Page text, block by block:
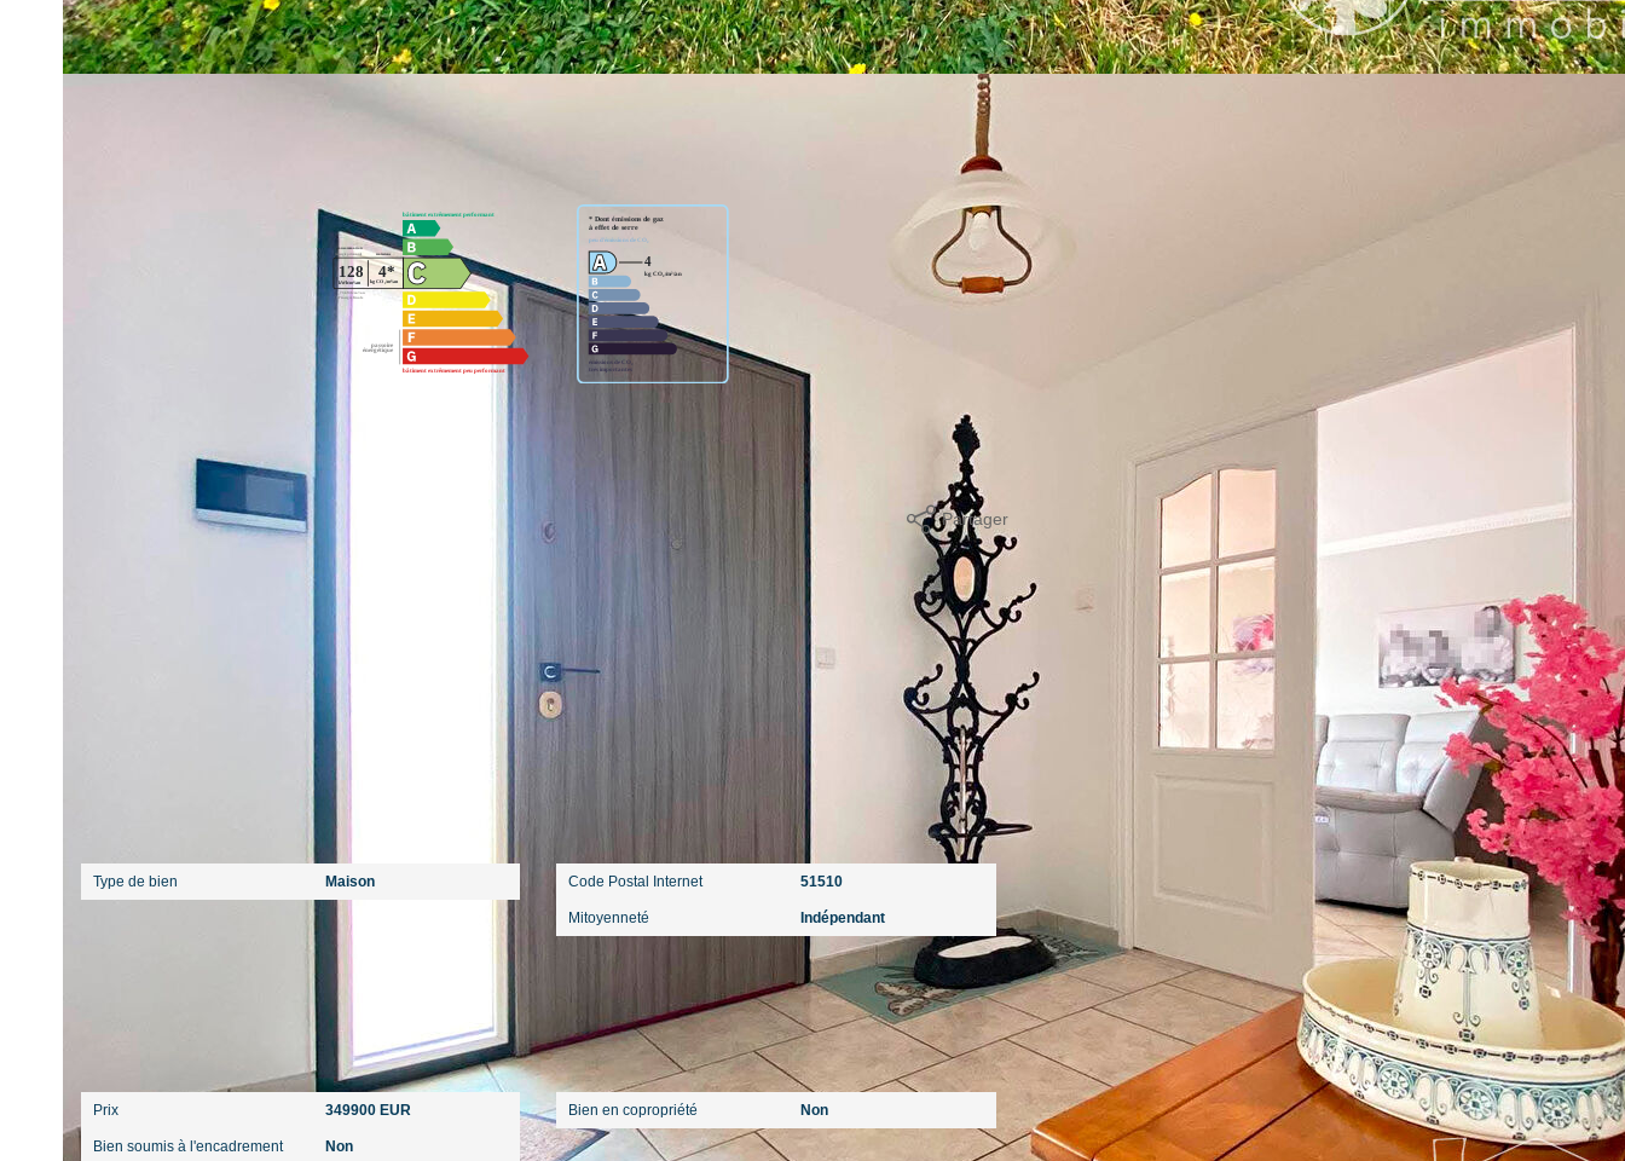
Une maison spacieuse, fonctionnelle et parfaitement entretenue, idéale pour une famille ou un projet professionnel à domicile.
À découvrir sans tarder !
Diagnostics énergétiques
Montant estimé des dépenses annuelles d'énergie pour un usage standard entre 2040€ et 2780€. indexées aux années
Imprimer Partager
Caractéristiques détaillées
Type de bien Maison
Localisation
Code Postal Internet 51510
Mitoyenneté Indépendant
Prix 349900 EUR
Bien soumis à l'encadrement
Non
Copropriété
Bien en copropriété Non